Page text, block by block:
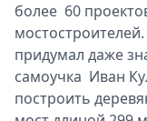
более 60
придумал даже
самоучка Иван
построить